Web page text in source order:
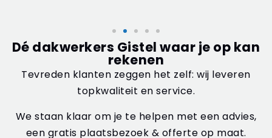
Dé dakwerkers Gistel waar je op kan
rekenen
Tevreden klanten zeggen het zelf: wij leveren
topkwaliteit en service.
We staan klaar om je te helpen met een advies,
een gratis plaatsbezoek & offerte op maat.